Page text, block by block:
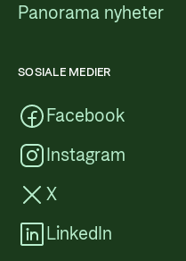
Panorama nyheter
SOSIALE MEDIER
Facebook
Instagram
X
LinkedIn